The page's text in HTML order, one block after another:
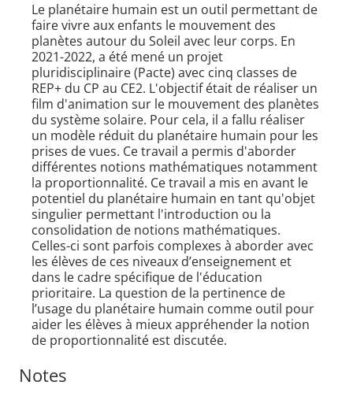
Le planétaire humain est un outil permettant de
faire vivre aux enfants le mouvement des
planètes autour du Soleil avec leur corps. En
2021-2022, a été mené un projet
pluridisciplinaire (Pacte) avec cinq classes de
REP+ du CP au CE2. L'objectif était de réaliser un
film d'animation sur le mouvement des planètes
du système solaire. Pour cela, il a fallu réaliser
un modèle réduit du planétaire humain pour les
prises de vues. Ce travail a permis d'aborder
différentes notions mathématiques notamment
la proportionnalité. Ce travail a mis en avant le
potentiel du planétaire humain en tant qu'objet
singulier permettant l'introduction ou la
consolidation de notions mathématiques.
Celles-ci sont parfois complexes à aborder avec
les élèves de ces niveaux d’enseignement et
dans le cadre spécifique de l'éducation
prioritaire. La question de la pertinence de
l’usage du planétaire humain comme outil pour
aider les élèves à mieux appréhender la notion
de proportionnalité est discutée.
Notes